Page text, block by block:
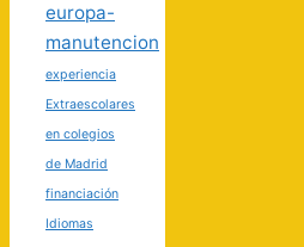
europa-
manutencion
experiencia
Extraescolares
en colegios
de Madrid
financiación
Idiomas